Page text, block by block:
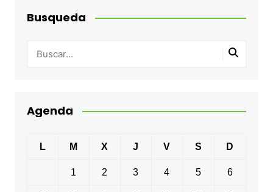
Busqueda
Agenda
L M X J V S D
1 2 3 4 5 6